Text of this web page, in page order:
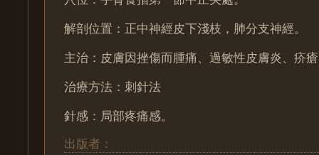
解剖位置：正中神經皮下淺枝，肺分支神經。
主治：皮膚因挫傷而腫痛、過敏性皮膚炎、疥
治療方法：刺針法
針感：局部疼痛感。
出版者：